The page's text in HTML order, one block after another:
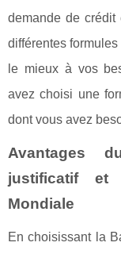
demande de
différentes
le mieux à vos
avez choisi une
dont vous avez
Avantages
justificatif et
Mondiale
En choisissant la